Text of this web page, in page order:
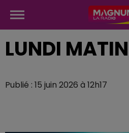
LUNDI
Publié : 15 juin 2026 à 12h17